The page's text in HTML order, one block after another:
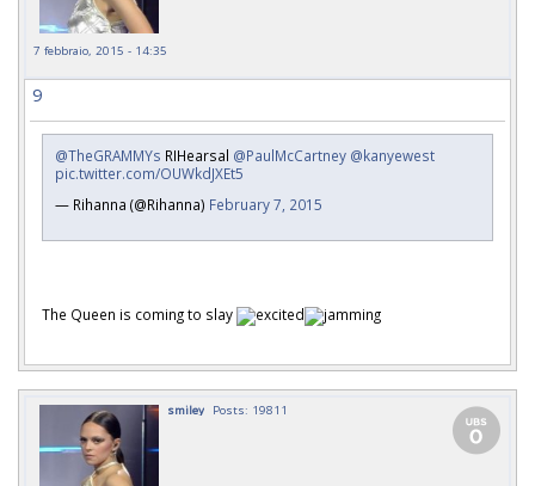
7 febbraio, 2015 - 14:35
9
@TheGRAMMYs RIHearsal @PaulMcCartney @kanyewest
pic.twitter.com/OUWkdJXEt5
— Rihanna (@Rihanna) February 7, 2015
The Queen is coming to slay
smiley Posts: 19811